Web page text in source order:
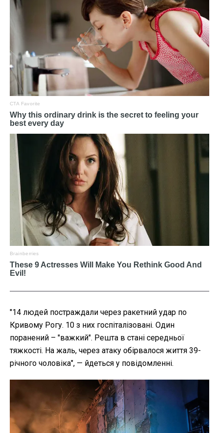
"14 людей постраждали через ракетний удар по
Кривому Рогу. 10 з них госпіталізовані. Один
поранений – "важкий". Решта в стані середньої
тяжкості. На жаль, через атаку обірвалося життя 39-
річного чоловіка", — йдеться у повідомленні.